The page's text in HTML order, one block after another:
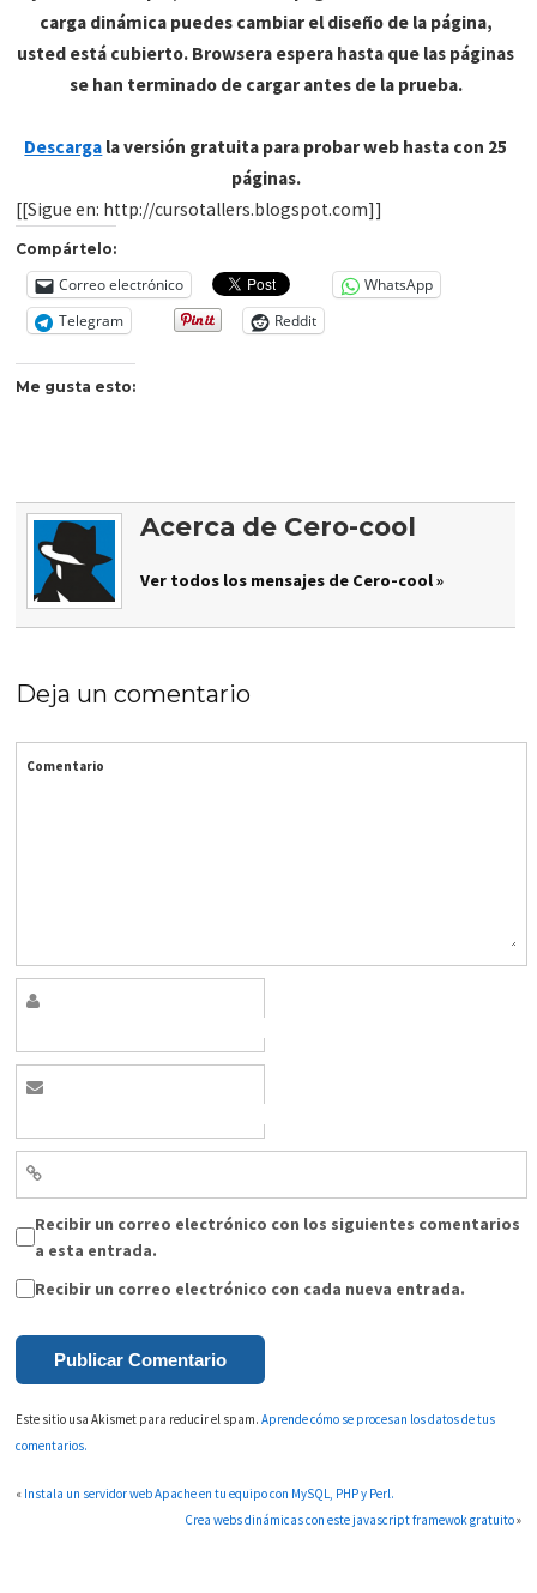
carga dinámica puedes cambiar el diseño de la página,
usted está cubierto. Browsera espera hasta que las páginas
se han terminado de cargar antes de la prueba.
Descarga la versión gratuita para probar web hasta con 25
páginas.
[[Sigue en: http://cursotallers.blogspot.com]]
Compártelo:
Correo electrónico
WhatsApp
Telegram
Reddit
Me gusta esto:
Acerca de Cero-cool
Ver todos los mensajes de Cero-cool »
Deja un comentario
Comentario
Recibir un correo electrónico con los siguientes comentarios
a esta entrada.
Recibir un correo electrónico con cada nueva entrada.
Este sitio usa Akismet para reducir el spam.Aprende cómo se procesan los datos de tus
comentarios.
« Instala un servidor web Apache en tu equipo con MySQL, PHP y Perl.
Crea webs dinámicas con este javascript framewok gratuito»